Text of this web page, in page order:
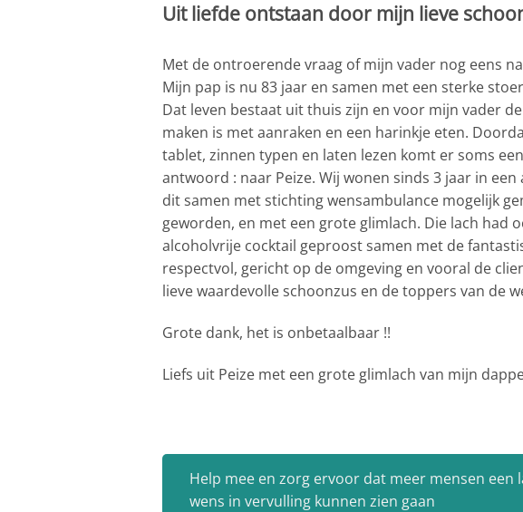
Uit liefde ontstaan door mijn lieve
Met de ontroerende vraag of mijn vader nog eens
Mijn pap is nu 83 jaar en samen met een sterke
Dat leven bestaat uit thuis zijn en voor mijn vader
maken is met aanraken en een harinkje eten.
tablet, zinnen typen en laten lezen komt er soms
antwoord : naar Peize. Wij wonen sinds 3 jaar in
dit samen met stichting wensambulance mogelijk
geworden, en met een grote glimlach. Die lach had
alcoholvrije cocktail geproost samen met de
respectvol, gericht op de omgeving en vooral de
lieve waardevolle schoonzus en de toppers van de
Grote dank, het is onbetaalbaar !!
Liefs uit Peize met een grote glimlach van mijn
Help mee en zorg ervoor dat meer mensen een
wens in vervulling kunnen zien gaan